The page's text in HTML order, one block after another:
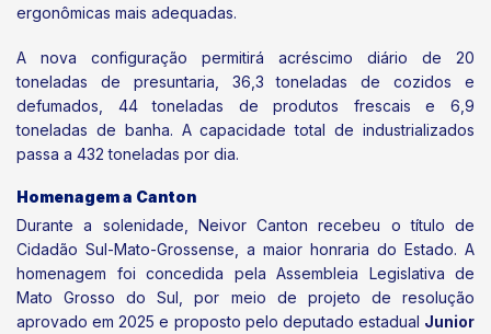
ergonômicas mais adequadas.
A nova configuração permitirá acréscimo diário de 20
toneladas de presuntaria, 36,3 toneladas de cozidos e
defumados, 44 toneladas de produtos frescais e 6,9
toneladas de banha. A capacidade total de industrializados
passa a 432 toneladas por dia.
Homenagem a Canton
Durante a solenidade, Neivor Canton recebeu o título de
Cidadão Sul-Mato-Grossense, a maior honraria do Estado. A
homenagem foi concedida pela Assembleia Legislativa de
Mato Grosso do Sul, por meio de projeto de resolução
aprovado em 2025 e proposto pelo deputado estadual Junior